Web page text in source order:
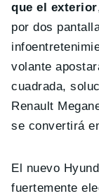
que el exterior
por dos
volante
cuadrada,
Renault
se convertirá
El nuevo
fuertemente